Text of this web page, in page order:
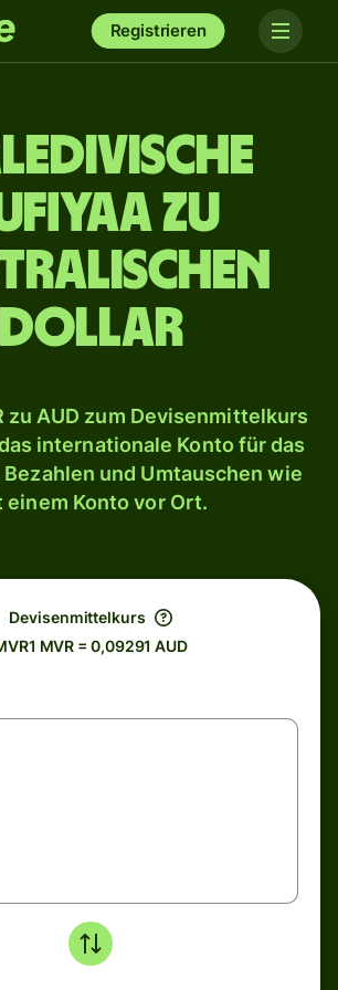
Registrieren
zu
Dollar
zu AUD zum Devisenmittelkurs
internationale Konto für das
und Umtauschen wie
einem Konto vor Ort.
Devisenmittelkurs
MVR = 0,09291 AUD